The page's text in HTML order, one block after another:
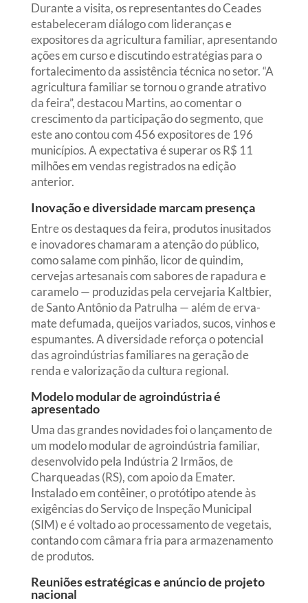
Durante a visita, os representantes do Ceades
estabeleceram diálogo com lideranças e
expositores da agricultura familiar, apresentando
ações em curso e discutindo estratégias para o
fortalecimento da assistência técnica no setor. “A
agricultura familiar se tornou o grande atrativo
da feira”, destacou Martins, ao comentar o
crescimento da participação do segmento, que
este ano contou com 456 expositores de 196
municípios. A expectativa é superar os R$ 11
milhões em vendas registrados na edição
anterior.
Inovação e diversidade marcam presença
Entre os destaques da feira, produtos inusitados
e inovadores chamaram a atenção do público,
como salame com pinhão, licor de quindim,
cervejas artesanais com sabores de rapadura e
caramelo — produzidas pela cervejaria Kaltbier,
de Santo Antônio da Patrulha — além de erva-
mate defumada, queijos variados, sucos, vinhos e
espumantes. A diversidade reforça o potencial
das agroindústrias familiares na geração de
renda e valorização da cultura regional.
Modelo modular de agroindústria é
apresentado
Uma das grandes novidades foi o lançamento de
um modelo modular de agroindústria familiar,
desenvolvido pela Indústria 2 Irmãos, de
Charqueadas (RS), com apoio da Emater.
Instalado em contêiner, o protótipo atende às
exigências do Serviço de Inspeção Municipal
(SIM) e é voltado ao processamento de vegetais,
contando com câmara fria para armazenamento
de produtos.
Reuniões estratégicas e anúncio de projeto
nacional